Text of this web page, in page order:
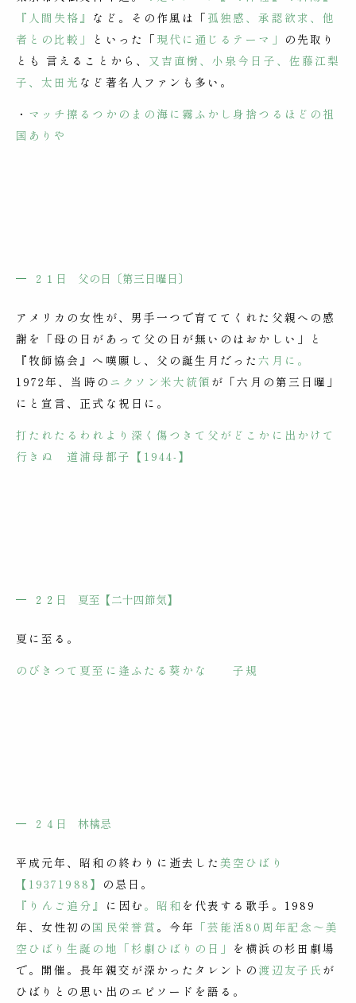
『人間失格』 など。その作風は「 孤独感、承認欲求、他
者との比較」
といった「 現代に通じるテーマ」 の先取り
とも 言えることから、 又吉直樹、小泉今日子、佐藤江梨
子、太田光 など著名人ファンも多い。
・ マッチ擦るつかのまの海に霧ふかし身捨つるほどの祖
国ありや
２１日 父の日〔第三日曜日〕
アメリカの女性が、男手一つで育ててくれた父親への感
謝を「母の日があって父の日が無いのはおかしい」と
『牧師協会』へ嘆願し、父の誕生月だった六月に。
1972年、当時の ニクソン米大統領 が「六月の第三日曜」
にと宣言、正式な祝日に。
打たれたるわれより深く傷つきて父がどこかに出かけて
行きぬ 道浦母都子【1944-】
２２ 日 夏至 【二十四節気】
夏に至る。
のびきつて夏至に逢ふたる葵かな 子規
２４日 林檎忌
平成元年、昭和の終わりに逝去した美空ひばり
【19371988】 の忌日。
『りんご追分』
に因む 。昭和 を代表する歌手。1989
年、女性初の 国民栄誉賞 。今年 「芸能活80周年記念～美
空ひばり生誕の地「杉劇ひばりの日」 を横浜の杉田劇場
で。開催。長年親交が深かったタレントの 渡辺友子氏 が
ひばりとの思い出のエピソードを語る。